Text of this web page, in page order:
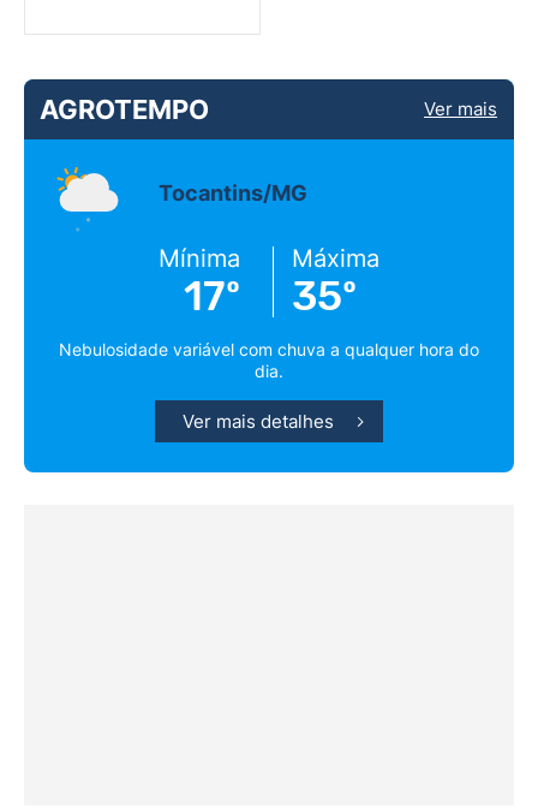
AGROTEMPO Ver mais
Tocantins/MG
Mínima
17º
Máxima
35º
Nebulosidade variável com chuva a qualquer hora do
dia.
Ver mais detalhes